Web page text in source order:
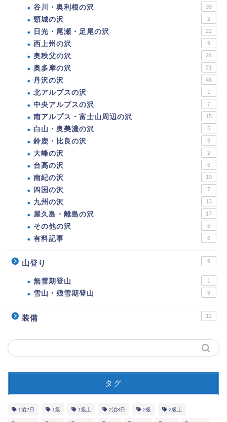
谷川・奥利根の沢 39
頸城の沢 2
日光・尾瀬・足尾の沢 22
西上州の沢 9
奥秩父の沢 26
奥多摩の沢 21
丹沢の沢 48
北アルプスの沢 1
中央アルプスの沢 7
南アルプス・富士山周辺の沢 15
白山・奥美濃の沢 5
鈴鹿・比良の沢 9
大峰の沢 2
台高の沢 6
南紀の沢 10
四国の沢 7
九州の沢 13
屋久島・離島の沢 17
その他の沢 6
有料記事 6
山登り 9
無雪期登山 1
雪山・残雪期登山 8
装備 12
タグ
1泊2日 1級 1級上 2泊3日 2級 2級上